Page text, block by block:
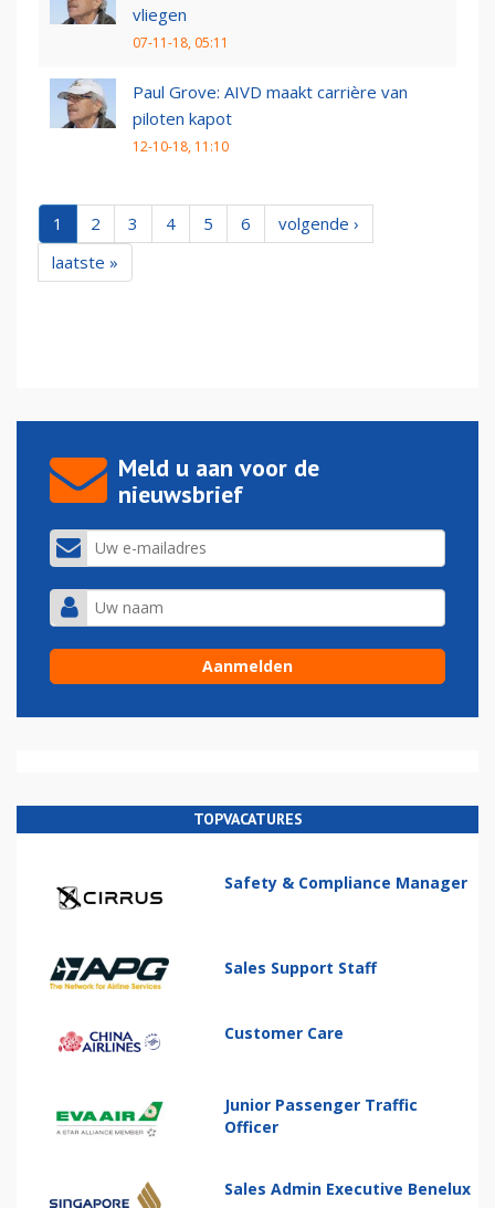
vliegen
07-11-18, 05:11
Paul Grove: AIVD maakt carrière van
piloten kapot
12-10-18, 11:10
1 2 3 4 5 6
volgende ›
laatste »
Meld u aan voor de
nieuwsbrief
TOPVACATURES
Safety & Compliance Manager
Sales Support Staff
Customer Care
Junior Passenger Traffic
Officer
Sales Admin Executive Benelux